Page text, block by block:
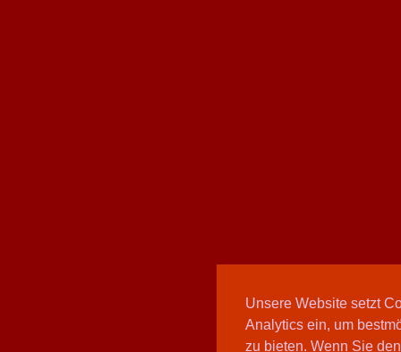
Unsere Website setzt
Analytics ein, um
zu bieten. Wenn Sie